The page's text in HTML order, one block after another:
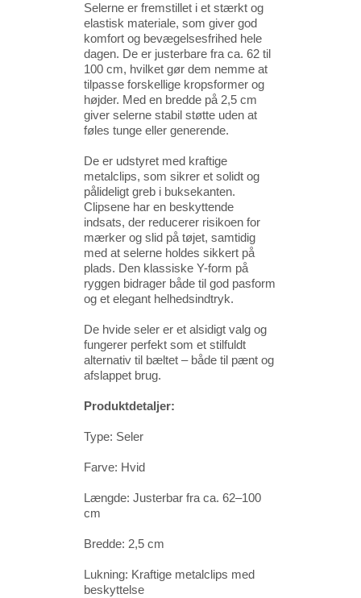
Selerne er fremstillet i et stærkt og
elastisk materiale, som giver god
komfort og bevægelsesfrihed hele
dagen. De er justerbare fra ca. 62 til
100 cm, hvilket gør dem nemme at
tilpasse forskellige kropsformer og
højder. Med en bredde på 2,5 cm
giver selerne stabil støtte uden at
føles tunge eller generende.
De er udstyret med kraftige
metalclips, som sikrer et solidt og
pålideligt greb i buksekanten.
Clipsene har en beskyttende
indsats, der reducerer risikoen for
mærker og slid på tøjet, samtidig
med at selerne holdes sikkert på
plads. Den klassiske Y-form på
ryggen bidrager både til god pasform
og et elegant helhedsindtryk.
De hvide seler er et alsidigt valg og
fungerer perfekt som et stilfuldt
alternativ til bæltet – både til pænt og
afslappet brug.
Produktdetaljer:
Type: Seler
Farve: Hvid
Længde: Justerbar fra ca. 62–100
cm
Bredde: 2,5 cm
Lukning: Kraftige metalclips med
beskyttelse